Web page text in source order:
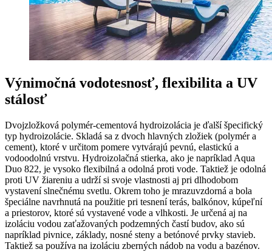
Výnimočná vodotesnosť, flexibilita a UV
stálosť
Dvojzložková polymér-cementová hydroizolácia je ďalší špecifický
typ hydroizolácie. Skladá sa z dvoch hlavných zložiek (polymér a
cement), ktoré v určitom pomere vytvárajú pevnú, elastickú a
vodoodolnú vrstvu. Hydroizolačná stierka, ako je napríklad Aqua
Duo 822, je vysoko flexibilná a odolná proti vode. Taktiež je odolná
proti UV žiareniu a udrží si svoje vlastnosti aj pri dlhodobom
vystavení slnečnému svetlu. Okrem toho je mrazuvzdorná a bola
špeciálne navrhnutá na použitie pri tesnení terás, balkónov, kúpeľní
a priestorov, ktoré sú vystavené vode a vlhkosti. Je určená aj na
izoláciu vodou zaťažovaných podzemných častí budov, ako sú
napríklad pivnice, základy, nosné steny a betónové prvky stavieb.
Taktiež sa používa na izoláciu zberných nádob na vodu a bazénov.